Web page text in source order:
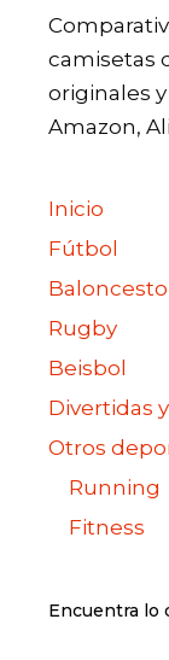
camisetas
originales
Amazon,
Inicio
Fútbol
Baloncesto
Rugby
Beisbol
Divertidas
Otros
Running
Fitness
Encuentra lo